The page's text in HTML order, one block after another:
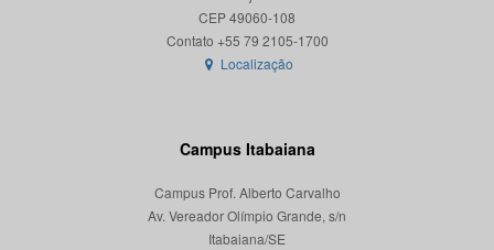
CEP 49060-108
Localização
Campus Itabaiana
Campus Prof. Alberto Carvalho
Av. Vereador Olímpio Grande, s/n
Itabaiana/SE